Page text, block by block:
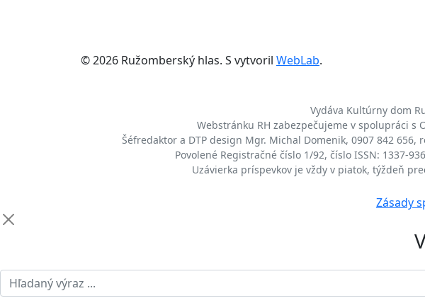
© 2026 Ružomberský hlas. S vytvoril WebLab.
Vydáva Kultúrny dom
Webstránku RH zabezpečujeme v spolupráci
Šéfredaktor a DTP design Mgr. Michal Domenik, 0907 842 656,
Povolené Registračné číslo 1/92, číslo ISSN: 1337-
Uzávierka príspevkov je vždy v piatok, týždeň
Zásady